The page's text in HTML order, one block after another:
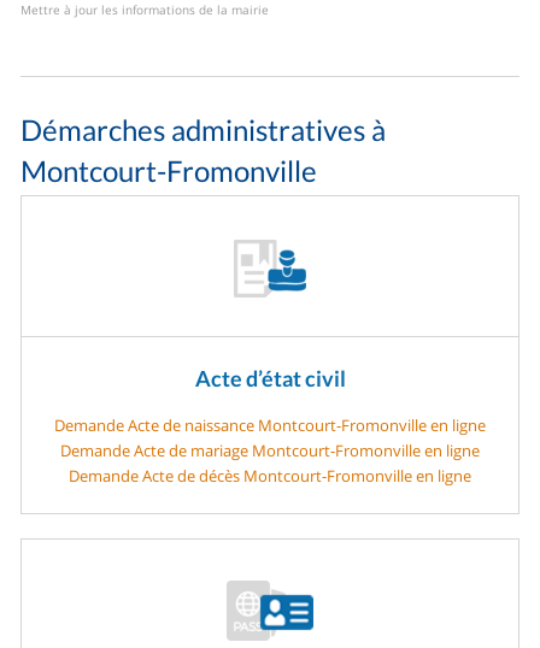
Mettre à jour les informations de la mairie
Démarches administratives à
Montcourt-Fromonville
Acte d’état civil
Demande Acte de naissance Montcourt-Fromonville en ligne
Demande Acte de mariage Montcourt-Fromonville en ligne
Demande Acte de décès Montcourt-Fromonville en ligne